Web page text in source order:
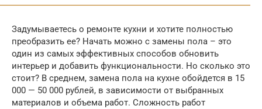
Задумываетесь о ремонте кухни и хотите полностью
преобразить ее? Начать можно с замены пола – это
один из самых эффективных способов обновить
интерьер и добавить функциональности. Но сколько это
стоит? В среднем, замена пола на кухне обойдется в 15
000 — 50 000 рублей, в зависимости от выбранных
материалов и объема работ. Сложность работ